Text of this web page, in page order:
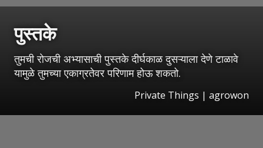
पुस्तके
तुमची रोजची अभ्यासाची पुस्तके दीर्घकाळ दुसऱ्याला देणे टाळावे
यामुळे तुमच्या एकाग्रतेवर परिणाम होऊ शकतो.
Private Things | agrowon